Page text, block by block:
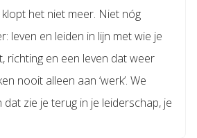
het niet meer. Niet nóg
leven en leiden in lijn met wie je
richting en een leven dat weer
nooit alleen aan ‘werk’. We
zie je terug in je leiderschap, je